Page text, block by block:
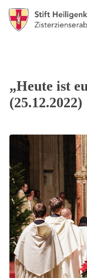
„Heute ist
(25.12.2022)